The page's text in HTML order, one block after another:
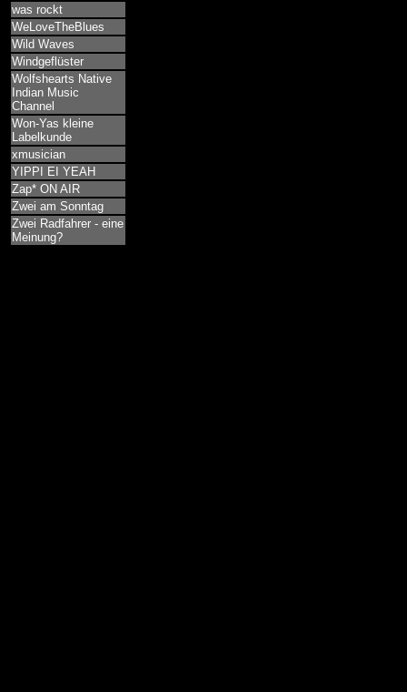
was rockt
WeLoveTheBlues
Wild Waves
Windgeflüster
Wolfshearts Native
Indian Music
Channel
Won-Yas kleine
Labelkunde
xmusician
YIPPI EI YEAH
Zap* ON AIR
Zwei am Sonntag
Zwei Radfahrer - eine
Meinung?